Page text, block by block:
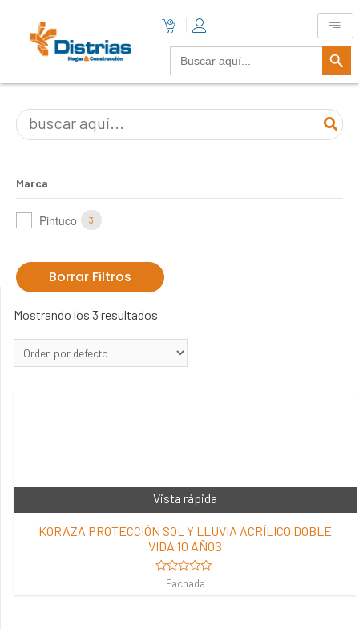
Buscar: Botón De
Marca
Pintuco 3
Borrar Filtros
Mostrando los 3 resultados
Vista rápida
KORAZA PROTECCIÓN SOL Y LLUVIA ACRÍLICO DOBLE
VIDA 10 AÑOS
Valorado
Fachada